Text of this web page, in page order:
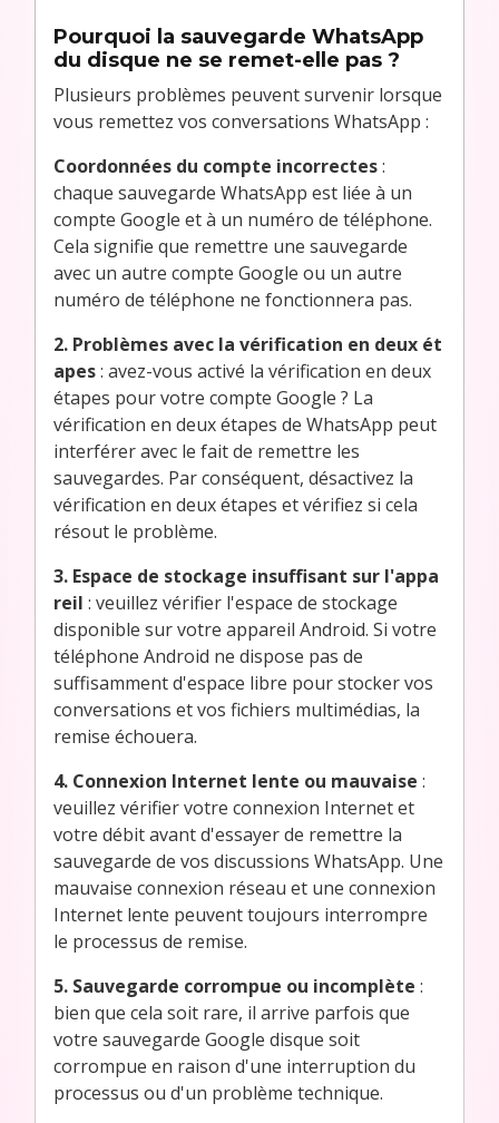
Pourquoi la sauvegarde WhatsApp
du disque ne se remet-elle pas ?
Plusieurs problèmes peuvent survenir lorsque
vous remettez vos conversations WhatsApp :
Coordonnées du compte incorrectes:
chaque sauvegarde WhatsApp est liée à un
compte Google et à un numéro de téléphone.
Cela signifie que remettre une sauvegarde
avec un autre compte Google ou un autre
numéro de téléphone ne fonctionnera pas.
2. Problèmes avec la vérification en deux ét
apes: avez-vous activé la vérification en deux
étapes pour votre compte Google ? La
vérification en deux étapes de WhatsApp peut
interférer avec le fait de remettre les
sauvegardes. Par conséquent, désactivez la
vérification en deux étapes et vérifiez si cela
résout le problème.
3. Espace de stockage insuffisant sur l'appa
reil : veuillez vérifier l'espace de stockage
disponible sur votre appareil Android. Si votre
téléphone Android ne dispose pas de
suffisamment d'espace libre pour stocker vos
conversations et vos fichiers multimédias, la
remise échouera.
4. Connexion Internet lente ou mauvaise :
veuillez vérifier votre connexion Internet et
votre débit avant d'essayer de remettre la
sauvegarde de vos discussions WhatsApp. Une
mauvaise connexion réseau et une connexion
Internet lente peuvent toujours interrompre
le processus de remise.
5. Sauvegarde corrompue ou incomplète :
bien que cela soit rare, il arrive parfois que
votre sauvegarde Google disque soit
corrompue en raison d'une interruption du
processus ou d'un problème technique.